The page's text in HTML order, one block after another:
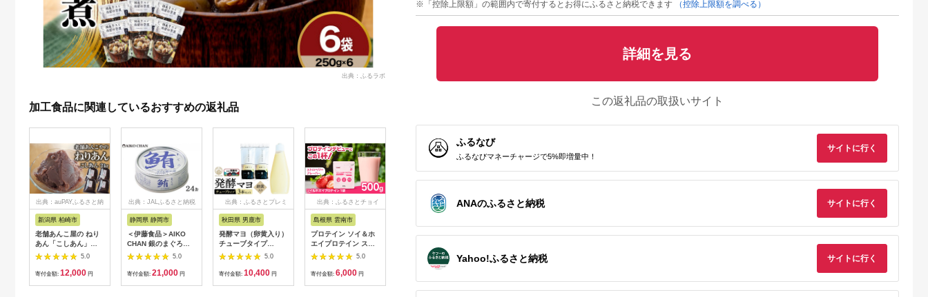
出典：ふるラボ
加工食品に関連しているおすすめの返礼品
出典：auPAYふるさと納
新潟県 柏崎市
老舗あんこ屋の ねり
あん「こしあん」
2kg（500g×4袋）
5.0
寄付金額: 12,000 円
出典：JALふるさと納税
静岡県 静岡市
＜伊藤食品＞AIKO
CHAN 銀のまぐろ
水煮 24缶◆
5.0
寄付金額: 21,000 円
出典：ふるさとプレミ
秋田県 男鹿市
発酵マヨ（卵黄入り）
チューブタイプ
230g×3本セット 男鹿
市 稲とアガベ [ディッ
プソース マヨネーズ
5.0
寄付金額: 10,400 円
出典：ふるさとチョイ
島根県 雲南市
プロテイン ソイ＆ホ
エイプロテイン スト
ロベリー味 500g×1袋
プロテイン ダイエッ
ト 健康 健康食品 ソイ
5.0
寄付金額: 6,000 円
出典：ふるさとパレッ
5.0
出典：ふるさとプレミ
【本場博多で歴史のあ
・ 無添加 もつ鍋 セッ
ト （約4人前） 旨辛
浜や [AFF017] もつ鍋
もつなべ 鍋セット な
5.0
【48食】アマノフー
大容量 送料無料【ふ
るさと納税・里庄町】
休息 サプリメント ね
出典：auPAYふるさと納
キッコーマン ココア
豆乳飲料 200ml 36本
セット 200ml 2ケー
11,000円
出典：ふるさとプレ
鹿児島県 志布志市
【訳あり・業務用】
【計3kg以上】ポー
ウインナー (1kg×3
＋ あらびき ウインナ
ー(120g)セット！
047-wn
寄付金額:11,000
※「控除上限額」の範囲内で寄付するとお得にふるさと納税できます
（控除上限額を調べる）
詳細を見る
この返礼品の取扱いサイト
ふるなび
ふるなびマネーチャージで5%即増量中！
サイトに行く
ANAのふるさと納税 サイトに行く
Yahoo!ふるさと納税 サイトに行く